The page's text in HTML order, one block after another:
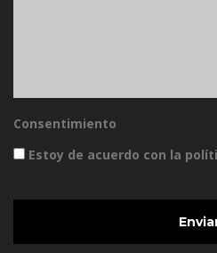
Consentimiento
Estoy de acuerdo con la